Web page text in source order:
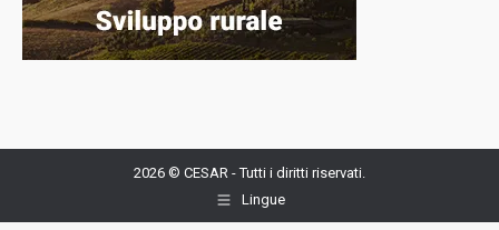
2026 © CESAR - Tutti i diritti riservati.
Lingue